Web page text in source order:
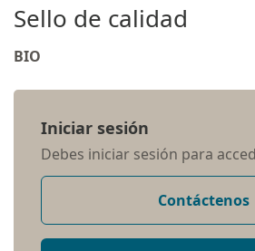
Sello de calidad
BIO
Iniciar sesión
Debes iniciar sesión para
Contáctenos